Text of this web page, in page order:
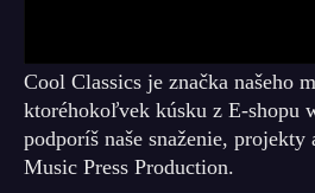
Cool Classics je značka našeho
ktoréhokoľvek kúsku z E-shopu
podporíš naše snaženie, projekty
Music Press Production.